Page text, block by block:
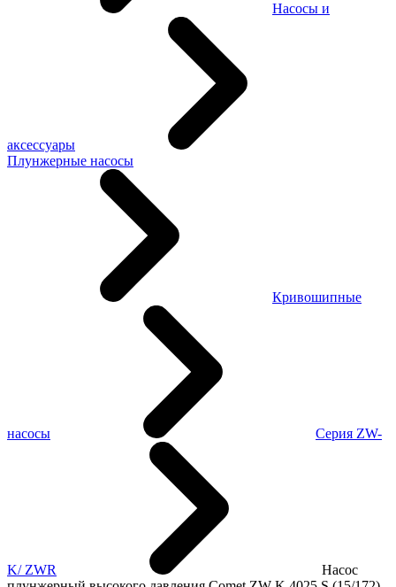
Насосы и
аксессуары
Плунжерные насосы
Кривошипные
насосы Серия ZW-
K/ ZWR
Насос